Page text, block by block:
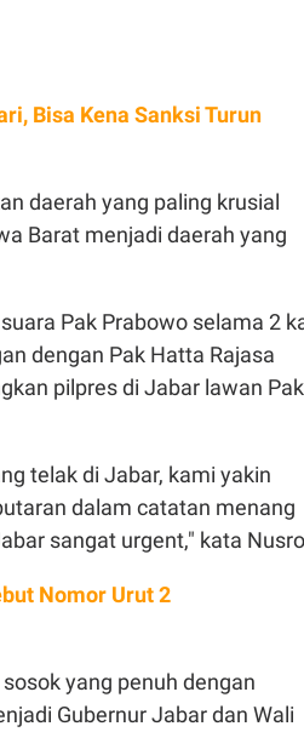
Bisa Kena Sanksi Turun
daerah yang paling krusial
Barat menjadi daerah yang
Pak Prabowo selama 2
dengan Pak Hatta Rajasa
pilpres di Jabar lawan Pak
telak di Jabar, kami yakin
dalam catatan menang
sangat urgent," kata
Nomor Urut 2
yang penuh dengan
Gubernur Jabar dan Wali